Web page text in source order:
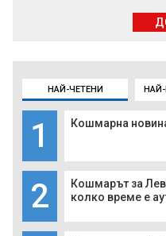
НАЙ-ЧЕТЕНИ
1 Кошмарна
2
Кошмарът за
колко време е